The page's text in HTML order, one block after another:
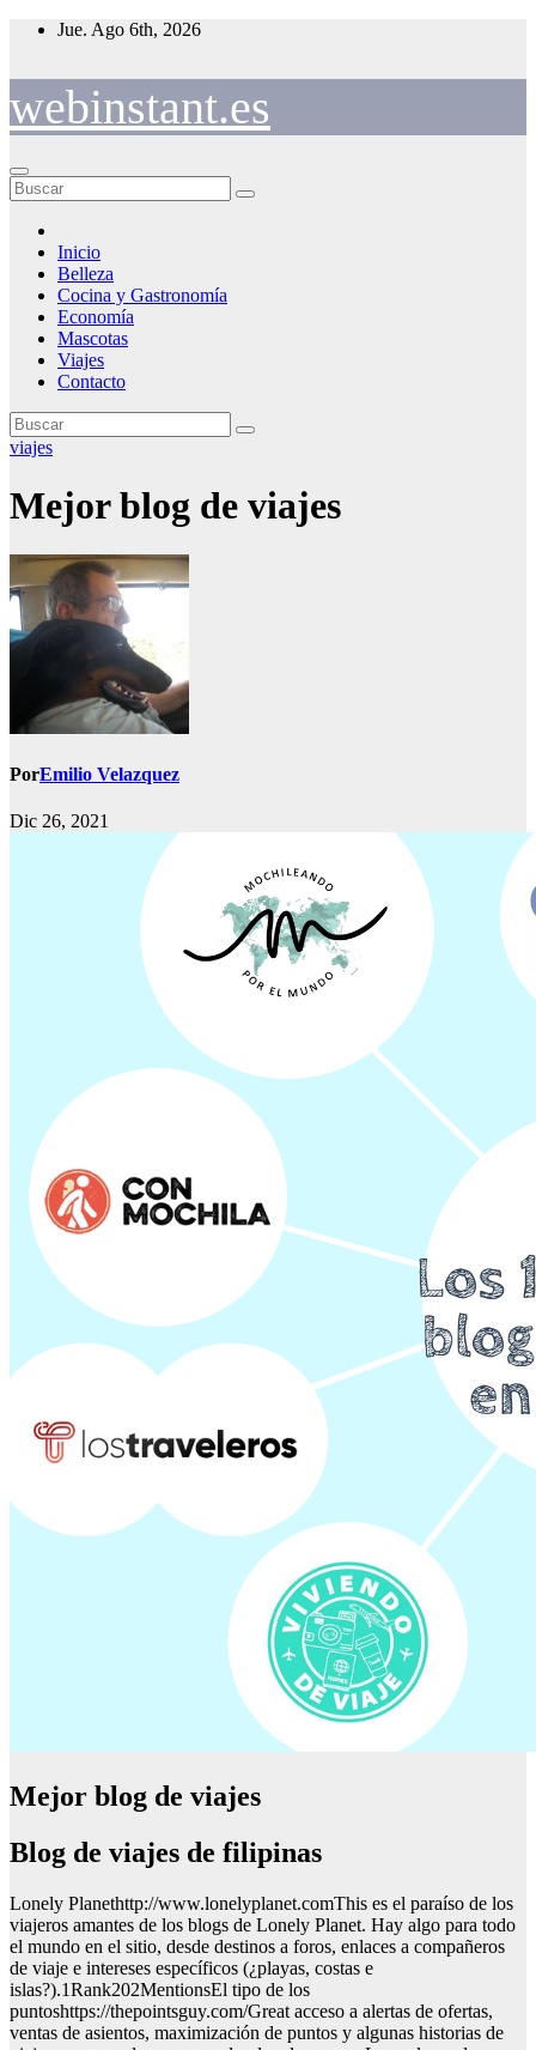
Saltar
Jue. Ago 6th, 2026
webinstant.es
Inicio
Belleza
Cocina y Gastronomía
Economía
Mascotas
Viajes
Contacto
viajes
Mejor blog de viajes
PorEmilio Velazquez
Dic 26, 2021
Mejor blog de viajes
Blog de viajes de filipinas
Lonely Planethttp://www.lonelyplanet.comThis es el paraíso de los
viajeros amantes de los blogs de Lonely Planet. Hay algo para todo
el mundo en el sitio, desde destinos a foros, enlaces a compañeros
de viaje e intereses específicos (¿playas, costas e
islas?).1Rank202MentionsEl tipo de los
puntoshttps://thepointsguy.com/Great acceso a alertas de ofertas,
ventas de asientos, maximización de puntos y algunas historias de